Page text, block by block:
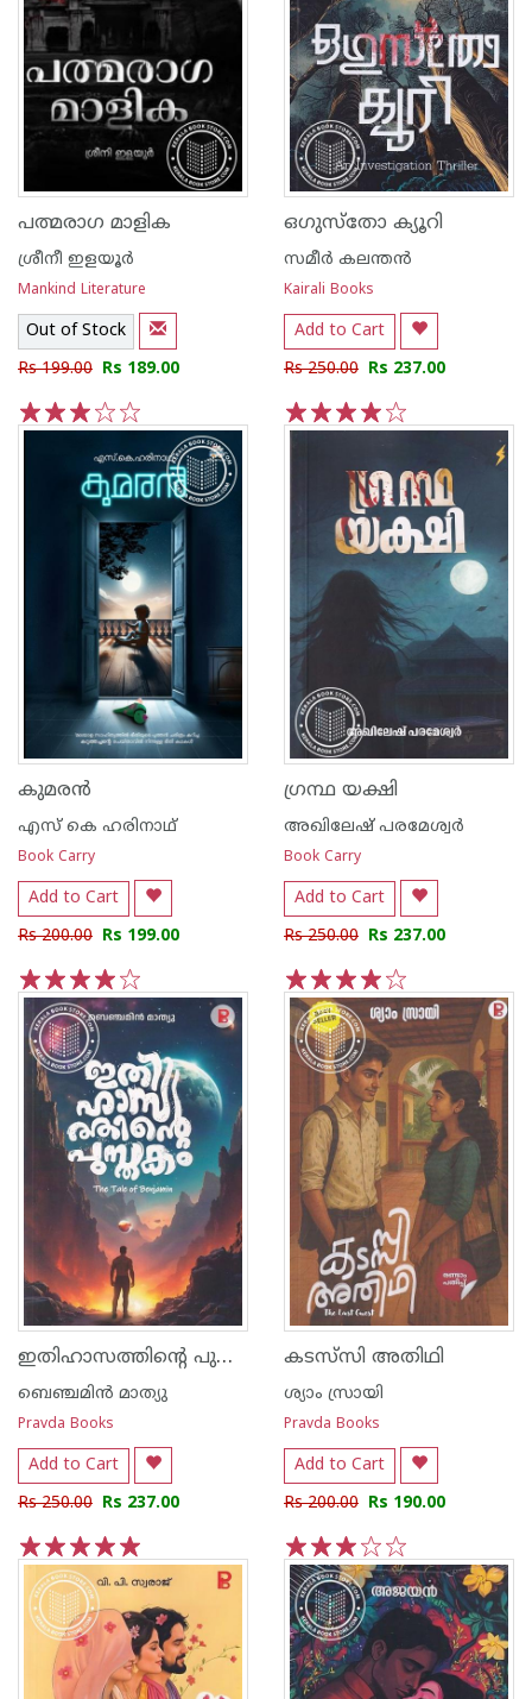
പത്മരാഗ മാളിക
ശ്രീനീ ഇളയൂർ
Mankind Literature
Out of Stock
Rs 199.00 Rs 189.00
5
4
3
2
1
ഒഗുസ്തോ ക്യൂറി
സമീർ കലന്തൻ
Kairali Books
Add to Cart
Rs 250.00 Rs 237.00
5
4
3
2
1
കുമരൻ
എസ് കെ ഹരിനാഥ്
Book Carry
Add to Cart
Rs 200.00 Rs 199.00
5
4
3
2
1
ഗ്രന്ഥ യക്ഷി
അഖിലേഷ് പരമേശ്വർ
Book Carry
Add to Cart
Rs 250.00 Rs 237.00
5
4
3
2
1
ഇതിഹാസത്തിന്റെ പുസ്തകം
ബെഞ്ചമിന്‍ മാത്യു
Pravda Books
Add to Cart
Rs 250.00 Rs 237.00
5
4
3
2
1
കടസ്‌സി അതിഥി
ശ്യാം സ്രായി
Pravda Books
Add to Cart
Rs 200.00 Rs 190.00
5
4
3
2
1